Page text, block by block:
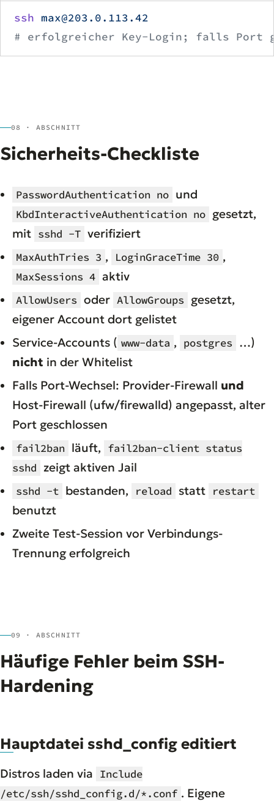
ssh max@203.0.113.42
# erfolgreicher Key-Login; falls Port
08 · ABSCHNITT
Sicherheits-Checkliste
PasswordAuthentication no und
KbdInteractiveAuthentication no gesetzt,
mit sshd -T verifiziert
MaxAuthTries 3 , LoginGraceTime 30 ,
MaxSessions 4 aktiv
AllowUsers oder AllowGroups gesetzt,
eigener Account dort gelistet
Service-Accounts ( www-data , postgres …)
nicht in der Whitelist
Falls Port-Wechsel: Provider-Firewall und
Host-Firewall (ufw/firewalld) angepasst, alter
Port geschlossen
fail2ban läuft, fail2ban-client status
sshd zeigt aktiven Jail
sshd -t bestanden, reload statt restart
benutzt
Zweite Test-Session vor Verbindungs-
Trennung erfolgreich
09 · ABSCHNITT
Häufige Fehler beim SSH-
Hardening
Hauptdatei sshd_config editiert
Distros laden via Include
/etc/ssh/sshd_config.d/*.conf . Eigene